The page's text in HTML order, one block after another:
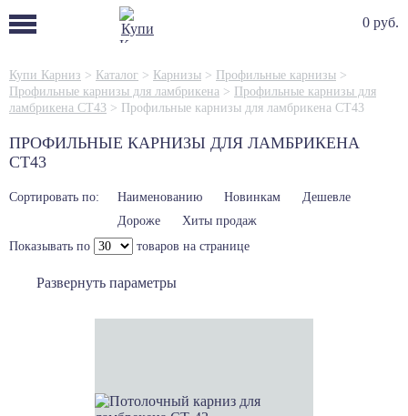
0 руб.
Купи Карниз > Каталог > Карнизы > Профильные карнизы >
Профильные карнизы для ламбрикена > Профильные карнизы для
ламбрикена СТ43 > Профильные карнизы для ламбрикена СТ43
ПРОФИЛЬНЫЕ КАРНИЗЫ ДЛЯ ЛАМБРИКЕНА
СТ43
Сортировать по: Наименованию Новинкам
Дешевле
Дороже
Хиты продаж
Показывать по
товаров на странице
Развернуть параметры